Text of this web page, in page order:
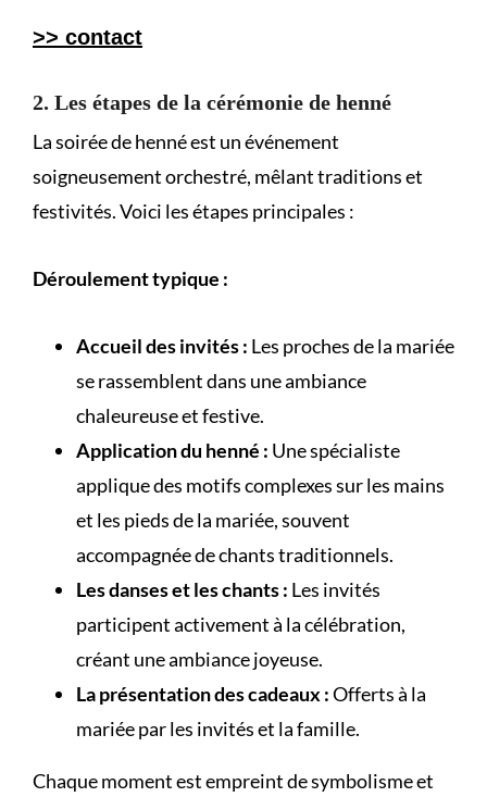
>> contact
2. Les étapes de la cérémonie de henné
La soirée de henné est un événement
soigneusement orchestré, mêlant traditions et
festivités. Voici les étapes principales :
Déroulement typique :
Accueil des invités : Les proches de la mariée
se rassemblent dans une ambiance
chaleureuse et festive.
Application du henné : Une spécialiste
applique des motifs complexes sur les mains
et les pieds de la mariée, souvent
accompagnée de chants traditionnels.
Les danses et les chants : Les invités
participent activement à la célébration,
créant une ambiance joyeuse.
La présentation des cadeaux :Offerts à la
mariée par les invités et la famille.
Chaque moment est empreint de symbolisme et